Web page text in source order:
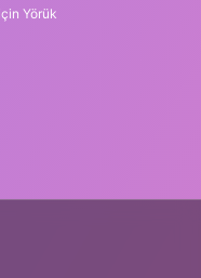
için Yörük